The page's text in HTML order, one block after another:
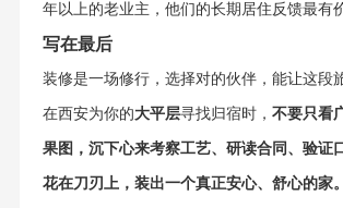
年以上的老业主，他们的长期居住反馈最有
写在最后
装修是一场修行，选择对的伙伴，能让这段
在西安为你的大平层寻找归宿时， 不要只看
果图，沉下心来考察工艺、研读合同、验证
花在刀刃上，装出一个真正安心、舒心的家。